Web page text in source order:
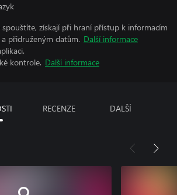
získají při hraní přístup k informacím
přidruženým datům. Další informace
kontrole. Další informace
RECENZE DALŠÍ